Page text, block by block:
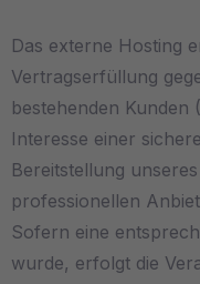
Das externe Hosting
Vertragserfüllung
bestehenden Kunden
Interesse einer
Bereitstellung
professionellen
Sofern eine
wurde, erfolgt die